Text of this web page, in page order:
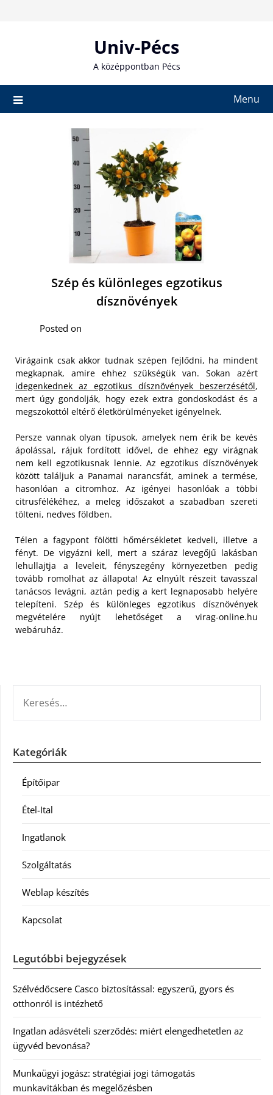
Univ-Pécs
A középpontban Pécs
Menu
Szép és különleges egzotikus
dísznövények
Posted on
Virágaink csak akkor tudnak szépen fejlődni, ha mindent
megkapnak, amire ehhez szükségük van. Sokan azért
idegenkednek az egzotikus dísznövények beszerzésétől,
mert úgy gondolják, hogy ezek extra gondoskodást és a
megszokottól eltérő életkörülményeket igényelnek.
Persze vannak olyan típusok, amelyek nem érik be kevés
ápolással, rájuk fordított idővel, de ehhez egy virágnak
nem kell egzotikusnak lennie. Az egzotikus dísznövények
között találjuk a Panamai narancsfát, aminek a termése,
hasonlóan a citromhoz. Az igényei hasonlóak a többi
citrusfélékéhez, a meleg időszakot a szabadban szereti
tölteni, nedves földben.
Télen a fagypont fölötti hőmérsékletet kedveli, illetve a
fényt. De vigyázni kell, mert a száraz levegőjű lakásban
lehullajtja a leveleit, fényszegény környezetben pedig
tovább romolhat az állapota! Az elnyúlt részeit tavasszal
tanácsos levágni, aztán pedig a kert legnaposabb helyére
telepíteni. Szép és különleges egzotikus dísznövények
megvételére nyújt lehetőséget a virag-online.hu
webáruház.
Kategóriák
Építőipar
Étel-Ital
Ingatlanok
Szolgáltatás
Weblap készítés
Kapcsolat
Legutóbbi bejegyzések
Szélvédőcsere Casco biztosítással: egyszerű, gyors és
otthonról is intézhető
Ingatlan adásvételi szerződés: miért elengedhetetlen az
ügyvéd bevonása?
Munkaügyi jogász: stratégiai jogi támogatás
munkavitákban és megelőzésben